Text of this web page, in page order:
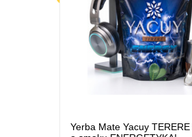
Yerba Mate Yacuy